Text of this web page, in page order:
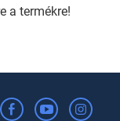
a termékre!